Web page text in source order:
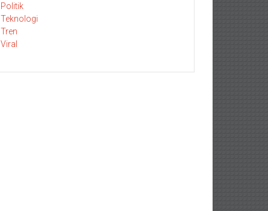
Politik
Teknologi
Tren
Viral